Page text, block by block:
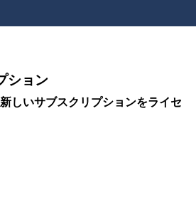
ション
新しいサブスクリプションをライセ